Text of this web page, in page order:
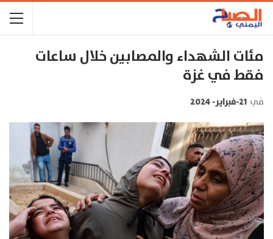
مئات الشهداء والمصابين خلال ساعات
فقط في غزة
في 21-فبراير- 2024